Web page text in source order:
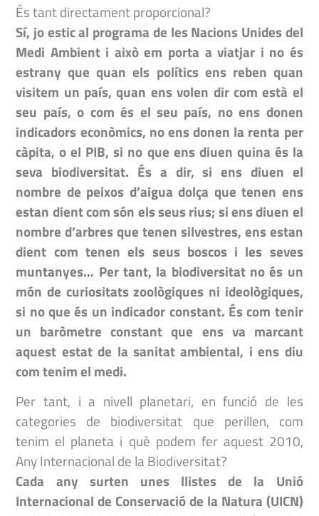
És tant directament proporcional?
Sí, jo estic al programa de les Nacions Unides del
Medi Ambient i això em porta a viatjar i no és
estrany que quan els polítics ens reben quan
visitem un país, quan ens volen dir com està el
seu país, o com és el seu país, no ens donen
indicadors econòmics, no ens donen la renta per
càpita, o el PIB, si no que ens diuen quina és la
seva biodiversitat. És a dir, si ens diuen el
nombre de peixos d’aigua dolça que tenen ens
estan dient com són els seus rius; si ens diuen el
nombre d’arbres que tenen silvestres, ens estan
dient com tenen els seus boscos i les seves
muntanyes… Per tant, la biodiversitat no és un
món de curiositats zoològiques ni ideològiques,
si no que és un indicador constant. És com tenir
un baròmetre constant que ens va marcant
aquest estat de la sanitat ambiental, i ens diu
com tenim el medi.
Per tant, i a nivell planetari, en funció de les
categories de biodiversitat que perillen, com
tenim el planeta i què podem fer aquest 2010,
Any Internacional de la Biodiversitat?
Cada any surten unes llistes de la Unió
Internacional de Conservació de la Natura (UICN)